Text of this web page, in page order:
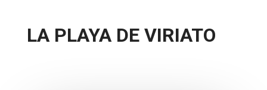
LA PLAYA DE VIRIATO